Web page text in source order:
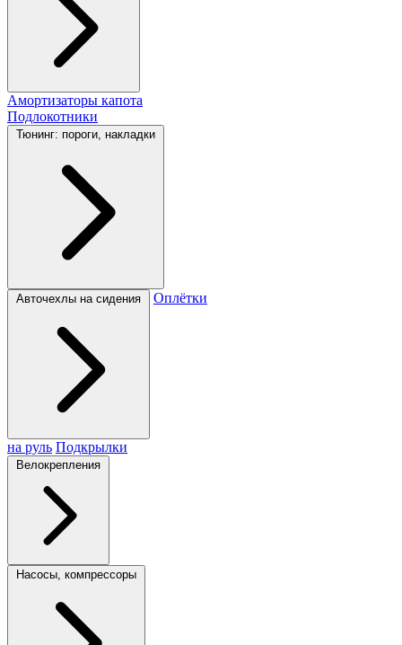
Амортизаторы капота
Подлокотники
Тюнинг: пороги, накладки
Авточехлы на сидения Оплётки
на руль Подкрылки
Велокрепления
Насосы, компрессоры